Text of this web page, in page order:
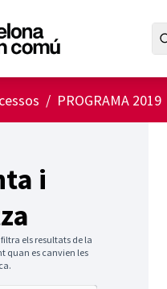
/ PROGRAMA 2019
i
els resultats de la
quan es canvien les